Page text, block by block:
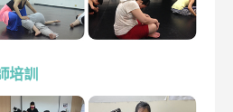
培訓